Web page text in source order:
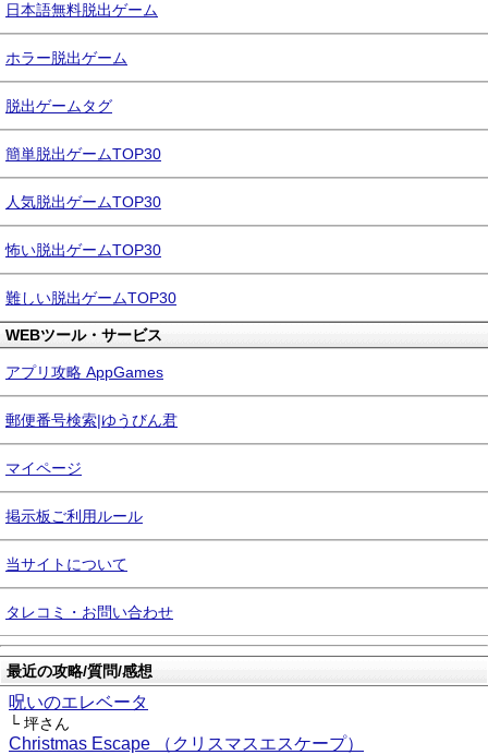
日本語無料脱出ゲーム
ホラー脱出ゲーム
脱出ゲームタグ
簡単脱出ゲームTOP30
人気脱出ゲームTOP30
怖い脱出ゲームTOP30
難しい脱出ゲームTOP30
WEBツール・サービス
アプリ攻略 AppGames
郵便番号検索|ゆうびん君
マイページ
掲示板ご利用ルール
当サイトについて
タレコミ・お問い合わせ
最近の攻略/質問/感想
呪いのエレベータ
└ 坪さん
Christmas Escape （クリスマスエスケープ）